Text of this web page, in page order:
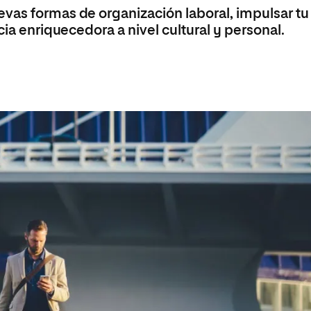
en Energías Renovables
en Ingeniería del Software y
formas de organización laboral, impulsar tu
enriquecedora a nivel cultural y personal.